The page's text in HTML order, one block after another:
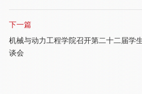
下一篇
机械与动力工程学院召开第二十二届学
谈会